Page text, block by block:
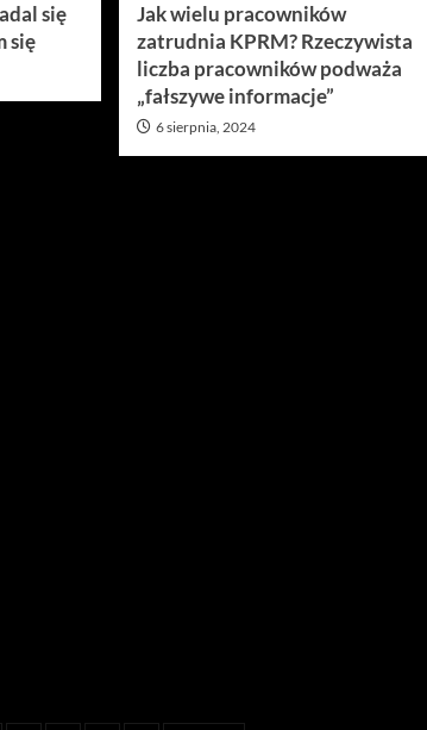
się
się
Jak wielu pracowników
zatrudnia KPRM? Rzeczywista
liczba pracowników podważa
„fałszywe informacje”
6 sierpnia, 2024